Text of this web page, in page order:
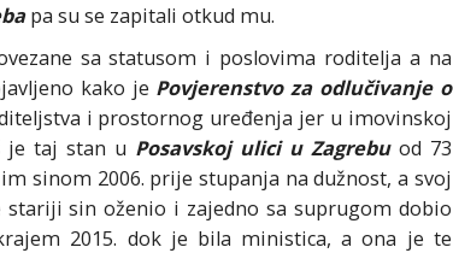
pa su se zapitali otkud mu.
sa statusom i poslovima roditelja a na
kako je Povjerenstvo za odlučivanje o
i prostornog uređenja jer u imovinskoj
je taj stan u Posavskoj ulici u Zagrebu od 73
sinom 2006. prije stupanja na dužnost, a svoj
stariji sin oženio i zajedno sa suprugom dobio
2015. dok je bila ministica, a ona je te